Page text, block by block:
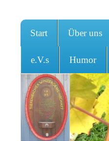
Start Über uns
e.V.s Humor